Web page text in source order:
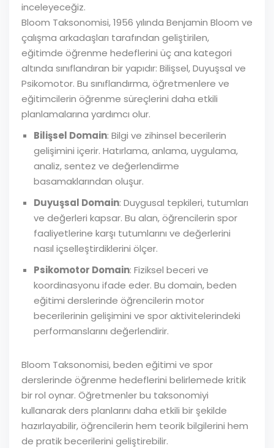
inceleyeceğiz.
Bloom Taksonomisi, 1956 yılında Benjamin Bloom ve
çalışma arkadaşları tarafından geliştirilen,
eğitimde öğrenme hedeflerini üç ana kategori
altında sınıflandıran bir yapıdır: Bilişsel, Duyuşsal ve
Psikomotor. Bu sınıflandırma, öğretmenlere ve
eğitimcilerin öğrenme süreçlerini daha etkili
planlamalarına yardımcı olur.
Bilişsel Domain: Bilgi ve zihinsel becerilerin
gelişimini içerir. Hatırlama, anlama, uygulama,
analiz, sentez ve değerlendirme
basamaklarından oluşur.
Duyuşsal Domain: Duygusal tepkileri, tutumları
ve değerleri kapsar. Bu alan, öğrencilerin spor
faaliyetlerine karşı tutumlarını ve değerlerini
nasıl içselleştirdiklerini ölçer.
Psikomotor Domain: Fiziksel beceri ve
koordinasyonu ifade eder. Bu domain, beden
eğitimi derslerinde öğrencilerin motor
becerilerinin gelişimini ve spor aktivitelerindeki
performanslarını değerlendirir.
Bloom Taksonomisi, beden eğitimi ve spor
derslerinde öğrenme hedeflerini belirlemede kritik
bir rol oynar. Öğretmenler bu taksonomiyi
kullanarak ders planlarını daha etkili bir şekilde
hazırlayabilir, öğrencilerin hem teorik bilgilerini hem
de pratik becerilerini geliştirebilir.